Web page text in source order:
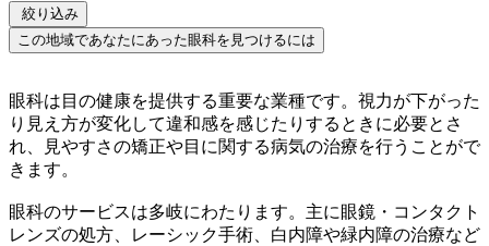
絞り込み
この地域であなたにあった眼科を見つけるには
眼科は目の健康を提供する重要な業種です。視力が下がった
り見え方が変化して違和感を感じたりするときに必要とさ
れ、見やすさの矯正や目に関する病気の治療を行うことがで
きます。
眼科のサービスは多岐にわたります。主に眼鏡・コンタクト
レンズの処方、レーシック手術、白内障や緑内障の治療など